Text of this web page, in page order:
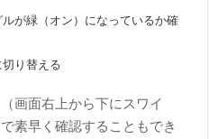
ルが緑（オン）になっているか確
り替える
画面右上から下にスワイ
素早く確認することもでき